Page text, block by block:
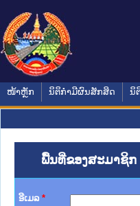
ໜ້າຫຼັກ ນິຕິກໍາມີຜົນສັກສິດ ນິ
ພື້ນທີ່ຂອງສະມາຊິກ
ອີເມລ *